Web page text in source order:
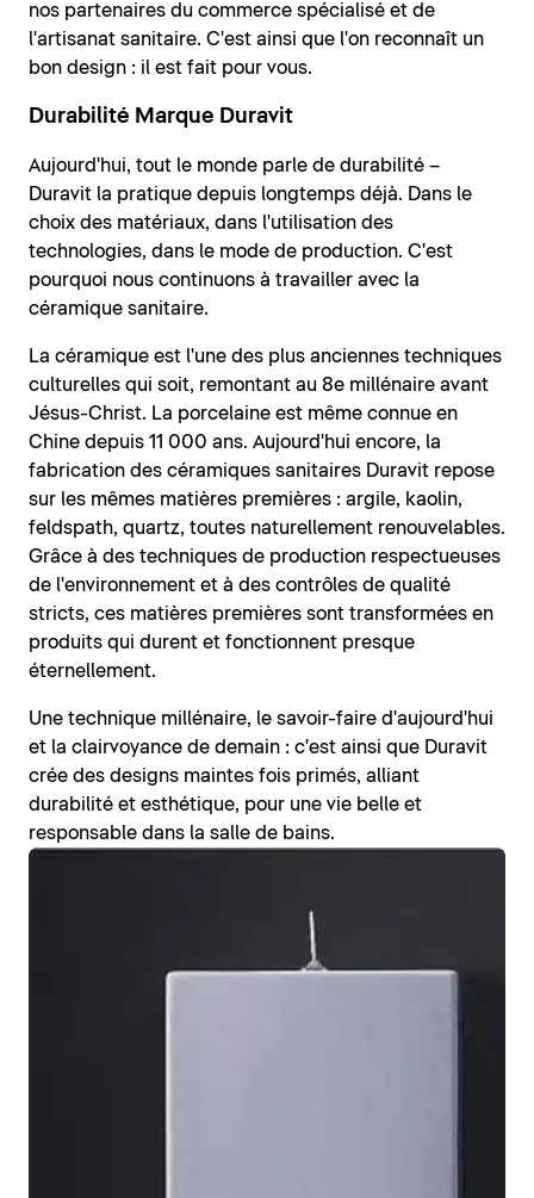
nos partenaires du commerce spécialisé et de
l'artisanat sanitaire. C'est ainsi que l'on reconnaît un
bon design : il est fait pour vous.
Durabilité Marque Duravit
Aujourd'hui, tout le monde parle de durabilité –
Duravit la pratique depuis longtemps déjà. Dans le
choix des matériaux, dans l'utilisation des
technologies, dans le mode de production. C'est
pourquoi nous continuons à travailler avec la
céramique sanitaire.
La céramique est l'une des plus anciennes techniques
culturelles qui soit, remontant au 8e millénaire avant
Jésus-Christ. La porcelaine est même connue en
Chine depuis 11 000 ans. Aujourd'hui encore, la
fabrication des céramiques sanitaires Duravit repose
sur les mêmes matières premières : argile, kaolin,
feldspath, quartz, toutes naturellement renouvelables.
Grâce à des techniques de production respectueuses
de l'environnement et à des contrôles de qualité
stricts, ces matières premières sont transformées en
produits qui durent et fonctionnent presque
éternellement.
Une technique millénaire, le savoir-faire d'aujourd'hui
et la clairvoyance de demain : c'est ainsi que Duravit
crée des designs maintes fois primés, alliant
durabilité et esthétique, pour une vie belle et
responsable dans la salle de bains.